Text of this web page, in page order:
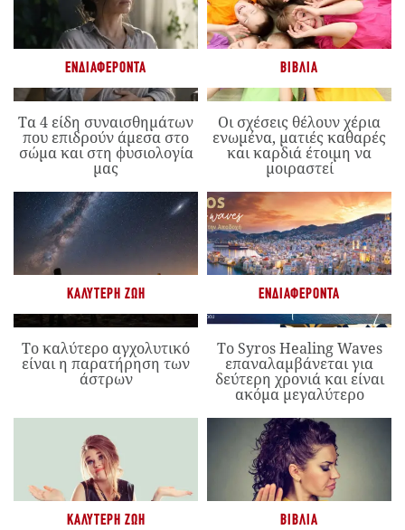
ΕΝΔΙΑΦΈΡΟΝΤΑ
Τα 4 είδη συναισθημάτων
που επιδρούν άμεσα στο
σώμα και στη φυσιολογία
μας
ΒΙΒΛΊΑ
Οι σχέσεις θέλουν χέρια
ενωμένα, ματιές καθαρές
και καρδιά έτοιμη να
μοιραστεί
ΚΑΛΎΤΕΡΗ ΖΩΉ
Το καλύτερο αγχολυτικό
είναι η παρατήρηση των
άστρων
ΕΝΔΙΑΦΈΡΟΝΤΑ
Το Syros Healing Waves
επαναλαμβάνεται για
δεύτερη χρονιά και είναι
ακόμα μεγαλύτερο
ΚΑΛΎΤΕΡΗ ΖΩΉ ΒΙΒΛΊΑ